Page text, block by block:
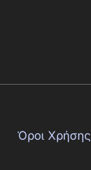
Όροι Χρήσης